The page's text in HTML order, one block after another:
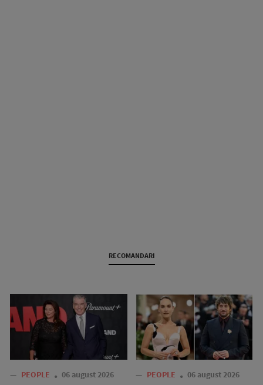
RECOMANDARI
— PEOPLE 06 august 2026 — PEOPLE 06 august 2026